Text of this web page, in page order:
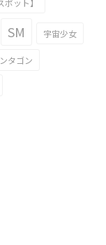
SM 宇宙少女
タゴン